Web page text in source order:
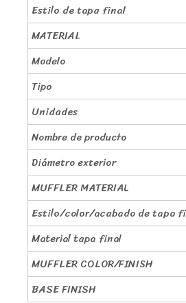
Estilo de tapa final
MATERIAL
Modelo
Tipo
Unidades
Nombre de producto
Diámetro exterior
MUFFLER MATERIAL
Estilo/color/acabado de tapa
Material tapa final
MUFFLER COLOR/FINISH
BASE FINISH